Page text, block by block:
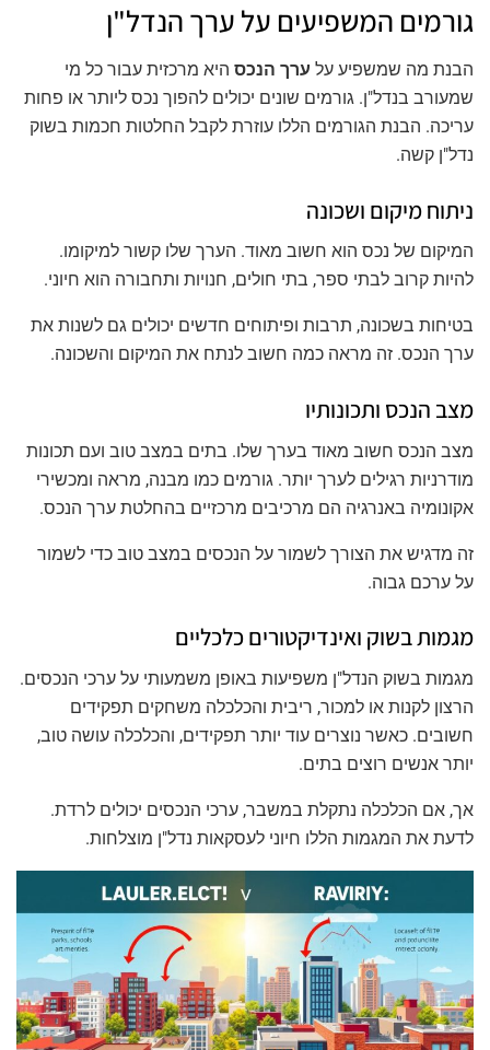
גורמים המשפיעים על ערך הנדל"ן
הבנת מה שמשפיע על ערך הנכס היא מרכזית עבור כל מי
שמעורב בנדל"ן. גורמים שונים יכולים להפוך נכס ליותר או פחות
עריכה. הבנת הגורמים הללו עוזרת לקבל החלטות חכמות בשוק
נדל"ן קשה.
ניתוח מיקום ושכונה
המיקום של נכס הוא חשוב מאוד. הערך שלו קשור למיקומו.
להיות קרוב לבתי ספר, בתי חולים, חנויות ותחבורה הוא חיוני.
בטיחות בשכונה, תרבות ופיתוחים חדשים יכולים גם לשנות את
ערך הנכס. זה מראה כמה חשוב לנתח את המיקום והשכונה.
מצב הנכס ותכונותיו
מצב הנכס חשוב מאוד בערך שלו. בתים במצב טוב ועם תכונות
מודרניות רגילים לערך יותר. גורמים כמו מבנה, מראה ומכשירי
אקונומיה באנרגיה הם מרכיבים מרכזיים בהחלטת ערך הנכס.
זה מדגיש את הצורך לשמור על הנכסים במצב טוב כדי לשמור
על ערכם גבוה.
מגמות בשוק ואינדיקטורים כלכליים
מגמות בשוק הנדל"ן משפיעות באופן משמעותי על ערכי הנכסים.
הרצון לקנות או למכור, ריבית והכלכלה משחקים תפקידים
חשובים. כאשר נוצרים עוד יותר תפקידים, והכלכלה עושה טוב,
יותר אנשים רוצים בתים.
אך, אם הכלכלה נתקלת במשבר, ערכי הנכסים יכולים לרדת.
לדעת את המגמות הללו חיוני לעסקאות נדל"ן מוצלחות.